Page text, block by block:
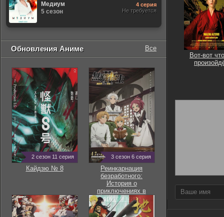
Вот-вот
Медиум
5 сезон
4 серия
Не требуется
Обновления Аниме Все
2 сезон 11 серия
Кайдзю № 8
3 сезон 6 серия
Реинкарнация
безработного:
История о
приключениях в
другом мире